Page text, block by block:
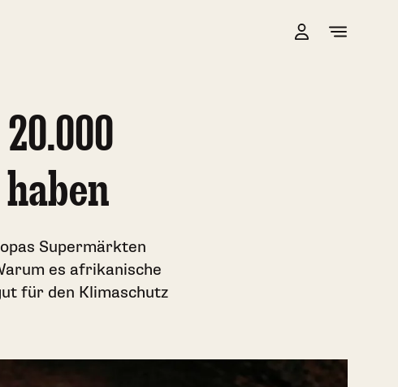
Supermärkten
es afrikanische
für den Klimaschutz